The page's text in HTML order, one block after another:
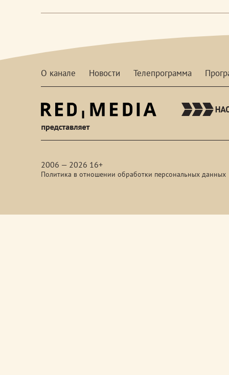
О канале Новости Телепрограмма
2006 — 2026 16+
Политика в отношении обработки персональных данных